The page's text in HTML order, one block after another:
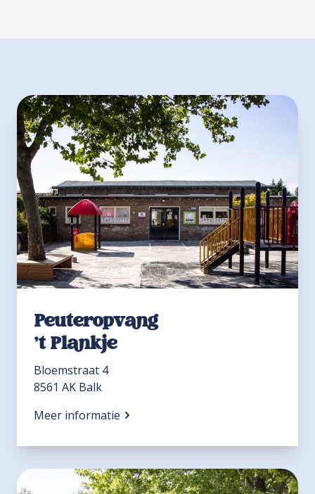
Peuteropvang
’t Plankje
Bloemstraat 4
8561 AK Balk
Meer informatie